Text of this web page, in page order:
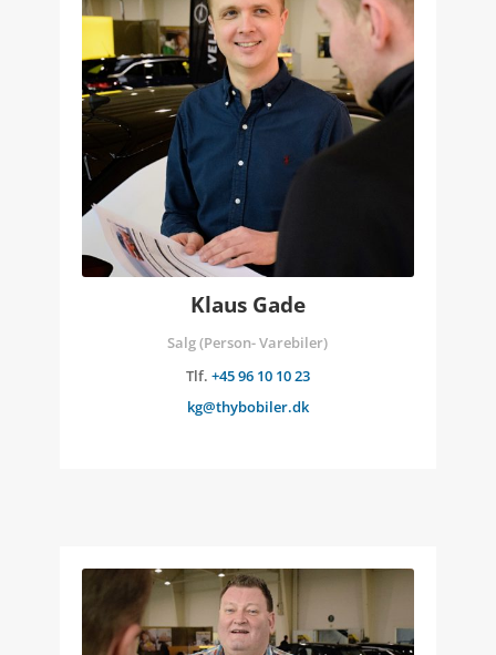
Klaus Gade
Salg (Person- Varebiler)
Tlf. +45 96 10 10 23
kg@thybobiler.dk